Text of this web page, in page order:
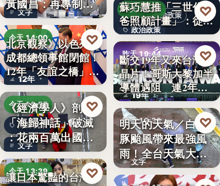
文字
黃國昌：再專制也
不該拿孩…
今天 14:00
國際外交
12年
北京觀察》以色列駐
成都總領事館閉館！
12年「友誼之橋」
為…
♡
今天 13:57
海歸就業
文字
《經濟學人》剖析
「海歸神話」破滅
：花兩百萬出國留
學，回國…
♡
今天 13:39
讓日本驚豔的台灣甘
♡
政治政策
昨天 19:49
政治政策
50%
蘇巧慧推「三世代爸
爸照顧計畫」：從準
爸…
♡
昨天 19:44
半導體
19年
斷交19年又來台灣找
晶片！哥斯大黎加半
導體遇阻 連2年
參…
♡
昨天 19:38
颱風動態
文字
明天的天氣／白海
豚颱風帶來最強風
雨！全台天氣大轉
變「豪雨…
♡